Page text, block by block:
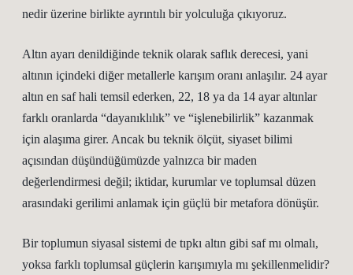
nedir üzerine birlikte ayrıntılı bir yolculuğa çıkıyoruz.
Altın ayarı denildiğinde teknik olarak saflık derecesi, yani
altının içindeki diğer metallerle karışım oranı anlaşılır. 24 ayar
altın en saf hali temsil ederken, 22, 18 ya da 14 ayar altınlar
farklı oranlarda “dayanıklılık” ve “işlenebilirlik” kazanmak
için alaşıma girer. Ancak bu teknik ölçüt, siyaset bilimi
açısından düşündüğümüzde yalnızca bir maden
değerlendirmesi değil; iktidar, kurumlar ve toplumsal düzen
arasındaki gerilimi anlamak için güçlü bir metafora dönüşür.
Bir toplumun siyasal sistemi de tıpkı altın gibi saf mı olmalı,
yoksa farklı toplumsal güçlerin karışımıyla mı şekillenmelidir?